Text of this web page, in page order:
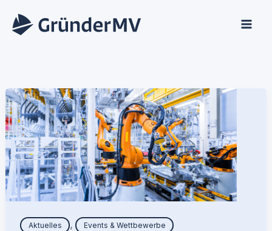
Inhalt
Aktuelles , Events & Wettbewerbe